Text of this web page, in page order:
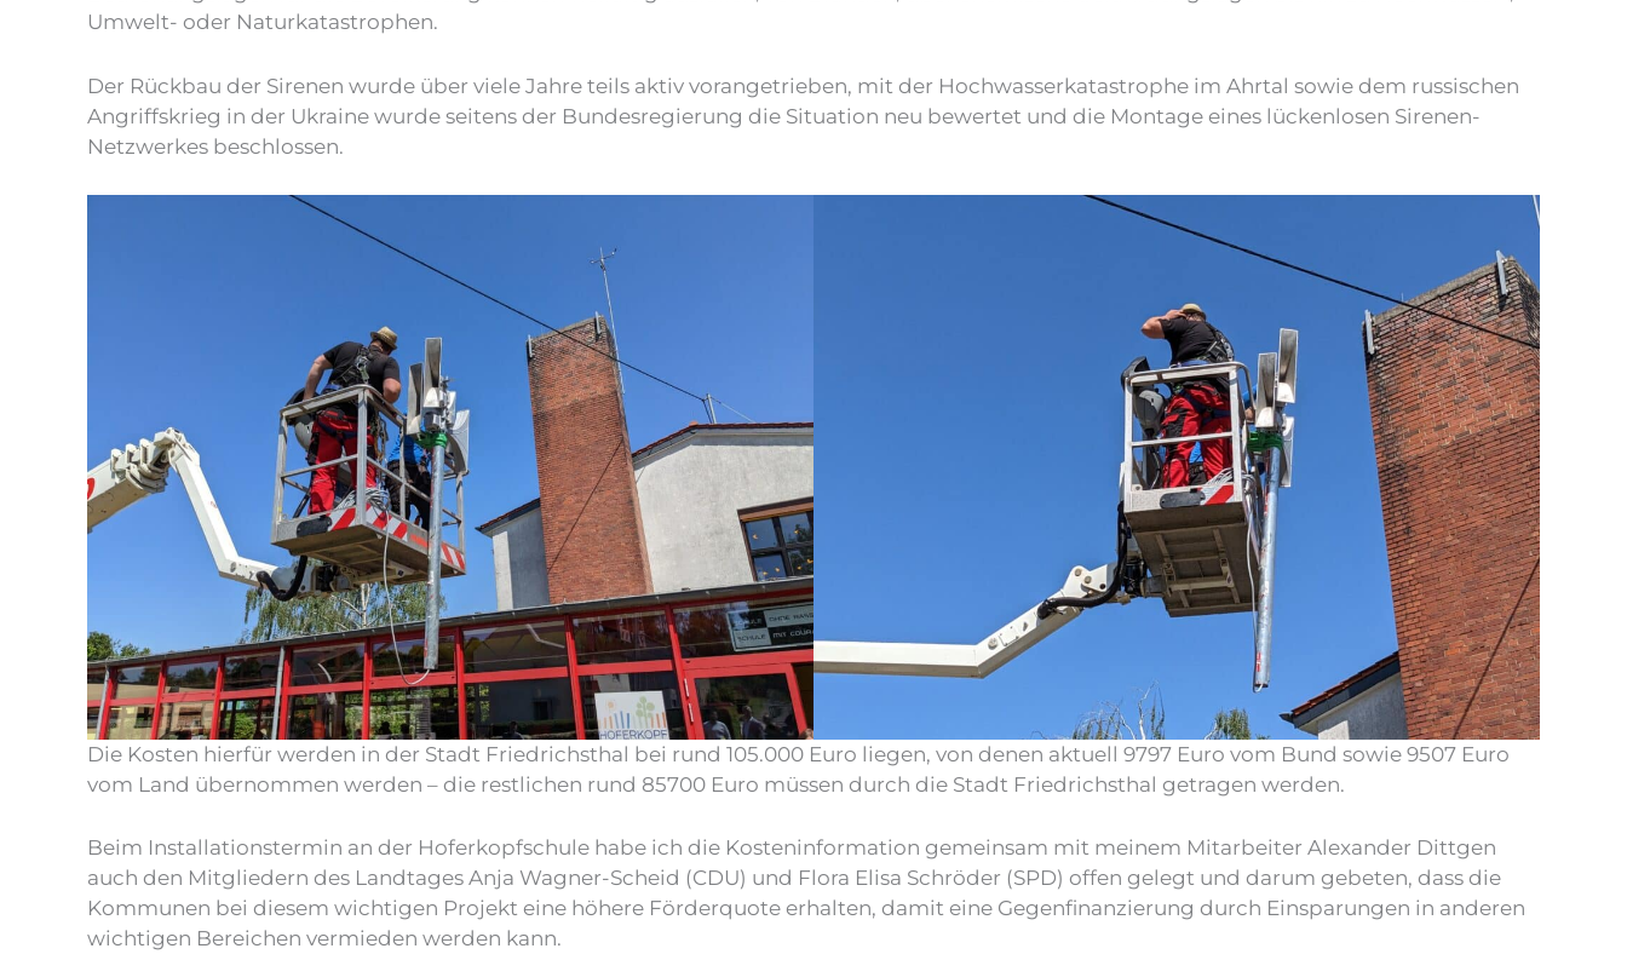
Umwelt- oder Naturkatastrophen.
Der Rückbau der Sirenen wurde über viele Jahre teils aktiv vorangetrieben, mit der Hochwasserkatastrophe im Ahrtal sowie dem russischen
Angriffskrieg in der Ukraine wurde seitens der Bundesregierung die Situation neu bewertet und die Montage eines lückenlosen Sirenen-
Netzwerkes beschlossen.
Die Kosten hierfür werden in der Stadt Friedrichsthal bei rund 105.000 Euro liegen, von denen aktuell 9797 Euro vom Bund sowie 9507 Euro
vom Land übernommen werden – die restlichen rund 85700 Euro müssen durch die Stadt Friedrichsthal getragen werden.
Beim Installationstermin an der Hoferkopfschule habe ich die Kosteninformation gemeinsam mit meinem Mitarbeiter Alexander Dittgen
auch den Mitgliedern des Landtages Anja Wagner-Scheid (CDU) und Flora Elisa Schröder (SPD) offen gelegt und darum gebeten, dass die
Kommunen bei diesem wichtigen Projekt eine höhere Förderquote erhalten, damit eine Gegenfinanzierung durch Einsparungen in anderen
wichtigen Bereichen vermieden werden kann.